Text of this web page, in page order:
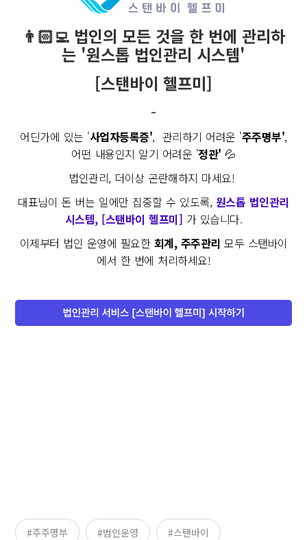
👨🏻‍💻 법인의 모든 것을 한 번에 관리하
는 '원스톱 법인관리 시스템'
[스탠바이 헬프미]
-
어딘가에 있는 '사업자등록증', 관리하기 어려운 '주주명부',
어떤 내용인지 알기 어려운 '정관' 💦
법인관리, 더이상 곤란해하지 마세요!
대표님이 돈 버는 일에만 집중할 수 있도록, 원스톱 법인관리
시스템, [스탠바이 헬프미] 가 있습니다.
이제부터 법인 운영에 필요한 회계, 주주관리 모두 스탠바이
에서 한 번에 처리하세요!
주주명부 법인운영
스탠바이